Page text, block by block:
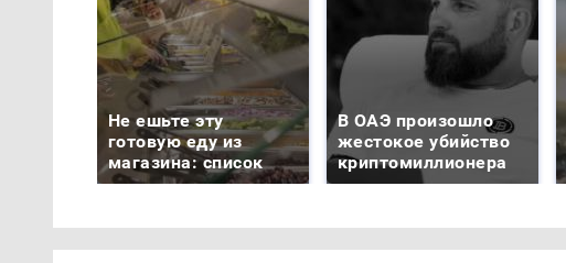
Не ешьте эту
готовую еду из
магазина: список
В ОАЭ произошло
жестокое убийство
криптомиллионера